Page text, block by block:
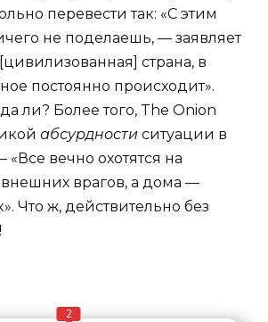
перевести так: «С этим
не поделаешь, — заявляет
страна, в
постоянно происходит».
ли? Более того, The Onion
абсурдности ситуации в
вечно охотятся на
врагов, а дома —
Что ж, действительно без
2